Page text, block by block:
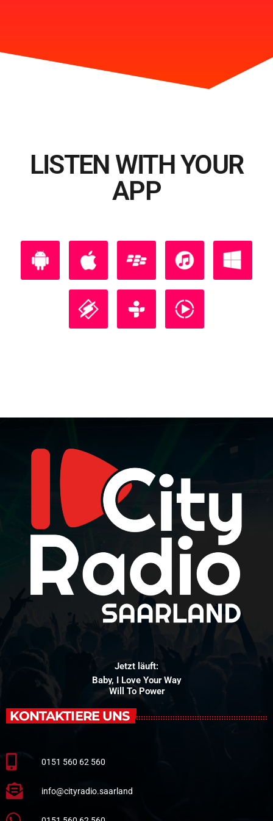
LISTEN WITH YOUR
APP
Jetzt läuft:
Baby, I Love Your Way
Will To Power
KONTAKTIERE UNS
0151 560 62 560
info@cityradio.saarland